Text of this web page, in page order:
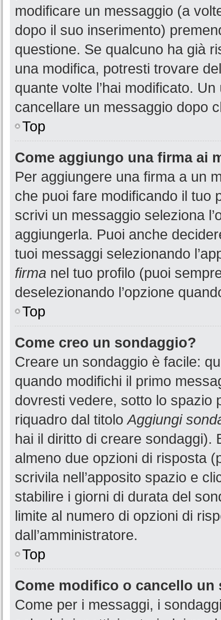
modificare un messaggio (a
dopo il suo inserimento)
questione. Se qualcuno ha già
una modifica, potresti trovare
quante volte l’hai modificato.
cancellare un messaggio dopo
Top
Come aggiungo una firma ai
Per aggiungere una firma a un
che puoi fare modificando il tuo
scrivi un messaggio seleziona
aggiungerla. Puoi anche
tuoi messaggi selezionando
firma nel tuo profilo (puoi
deselezionando l’opzione
Top
Come creo un sondaggio?
Creare un sondaggio è facile:
quando modifichi il primo
dovresti vedere, sotto lo spazio
riquadro dal titoloAggiungi
hai il diritto di creare sondaggi).
almeno due opzioni di risposta
scrivila nell’apposito spazio e
stabilire i giorni di durata del
limite al numero di opzioni di
dall’amministratore.
Top
Come modifico o cancello un
Come per i messaggi, i